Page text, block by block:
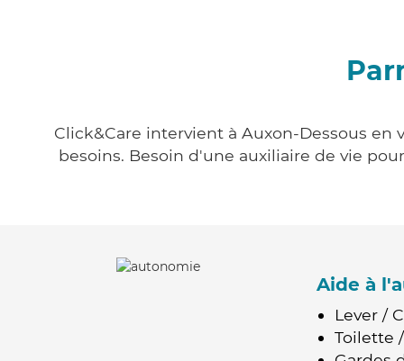
Click&Care intervient à Auxon-Dessous
besoins. Besoin d'une auxiliaire de vie
Aide à
Lever /
Toilette